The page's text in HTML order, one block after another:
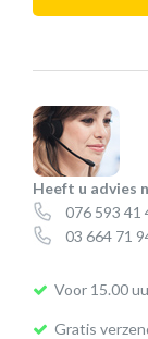
2
Panasonic
(QD
→
2,5
mm)
aantal
Heeft u advies
076 593 41
03 664 71
Voor 15.00
Gratis